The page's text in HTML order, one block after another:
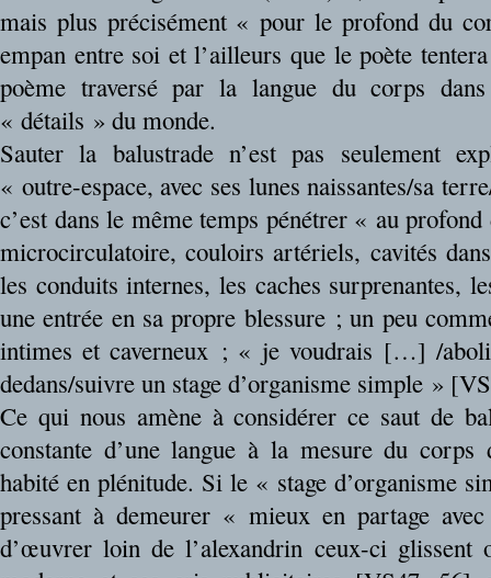
mais plus précisément « pour le profond du
empan entre soi et l’ailleurs que le poète
poème traversé par la langue du corps
« détails » du monde.
Sauter la balustrade n’est pas seulement
« outre-espace, avec ses lunes naissantes/sa
c’est dans le même temps pénétrer « au
microcirculatoire, couloirs artériels, cavités
les conduits internes, les caches surprenantes,
une entrée en sa propre blessure ; un peu
intimes et caverneux ; « je voudrais […] /
dedans/suivre un stage d’organisme simple »
Ce qui nous amène à considérer ce saut de
constante d’une langue à la mesure du corps
habité en plénitude. Si le « stage d’organisme
pressant à demeurer « mieux en partage
d’œuvrer loin de l’alexandrin ceux-ci